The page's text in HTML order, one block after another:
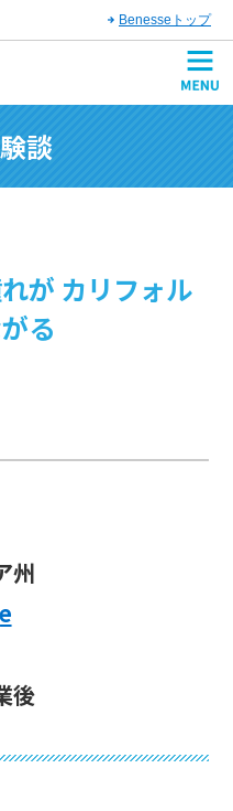
Benesseトップ
談
が カリフォル
る
州
後